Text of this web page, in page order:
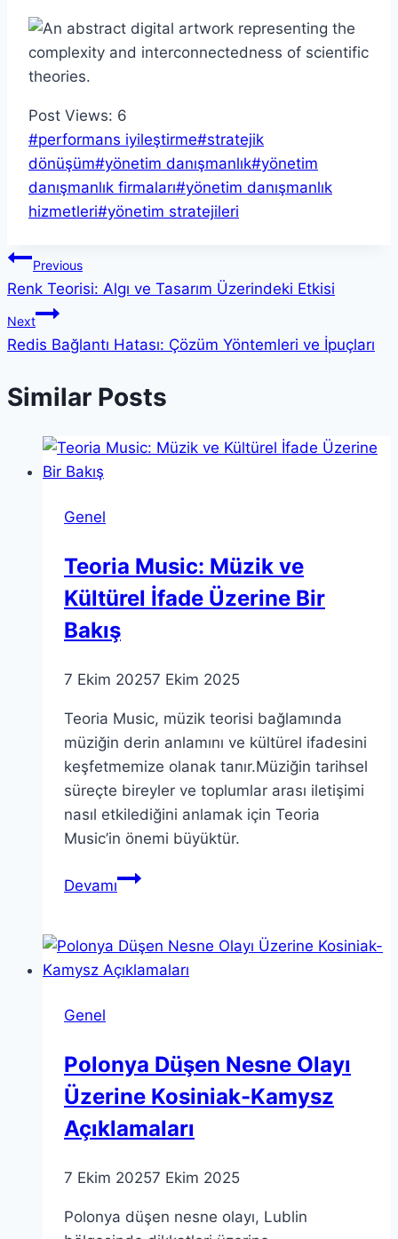
Post Views: 6
Post
Tags:
#performans iyileştirme#stratejik
dönüşüm#yönetim danışmanlık#yönetim
danışmanlık firmaları#yönetim danışmanlık
hizmetleri#yönetim stratejileri
Yazı
gezinmesi
Previous
Renk Teorisi: Algı ve Tasarım Üzerindeki Etkisi
Next
Redis Bağlantı Hatası: Çözüm Yöntemleri ve İpuçları
Similar Posts
Genel
Teoria Music: Müzik ve
Kültürel İfade Üzerine Bir
Bakış
7 Ekim 20257 Ekim 2025
Teoria Music, müzik teorisi bağlamında
müziğin derin anlamını ve kültürel ifadesini
keşfetmemize olanak tanır.Müziğin tarihsel
süreçte bireyler ve toplumlar arası iletişimi
nasıl etkilediğini anlamak için Teoria
Music’in önemi büyüktür.
DevamıTeoria
ve
Kültürel
Bakış
Genel
Polonya Düşen Nesne Olayı
Üzerine Kosiniak-Kamysz
Açıklamaları
7 Ekim 20257 Ekim 2025
Polonya düşen nesne olayı, Lublin